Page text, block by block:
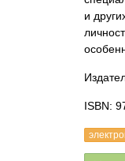
и
ISBN: